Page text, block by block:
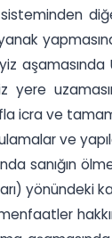
aşamasında
yere
icra ve
ve
sanığın